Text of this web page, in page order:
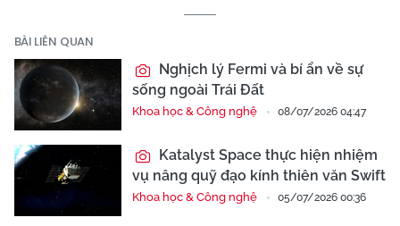
BÀI LIÊN QUAN
Nghịch lý Fermi và bí ẩn về sự
sống ngoài Trái Đất
Khoa học & Công nghệ 08/07/2026 04:47
Katalyst Space thực hiện nhiệm
vụ nâng quỹ đạo kính thiên văn Swift
Khoa học & Công nghệ 05/07/2026 00:36